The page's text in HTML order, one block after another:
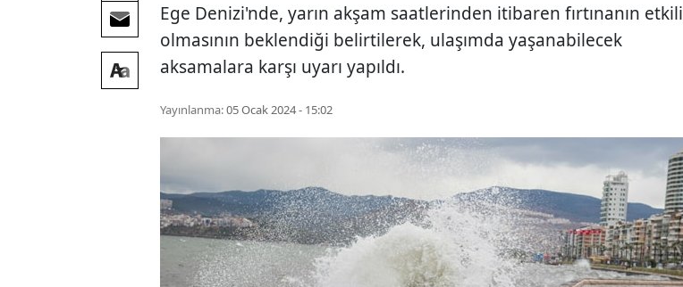
Ege Denizi'nde, yarın akşam saatlerinden itibaren fırtınanın etkili
olmasının beklendiği belirtilerek, ulaşımda yaşanabilecek
aksamalara karşı uyarı yapıldı.
Yayınlanma:05 Ocak 2024 - 15:02